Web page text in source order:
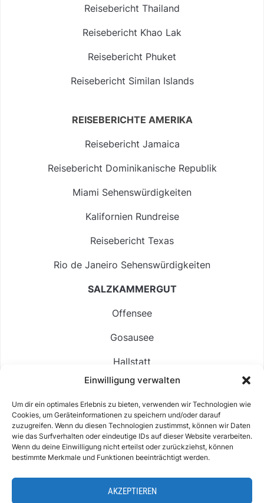
Einwilligung verwalten
Um dir ein optimales Erlebnis zu bieten, verwenden wir Technologien wie
Cookies, um Geräteinformationen zu speichern und/oder darauf
zuzugreifen. Wenn du diesen Technologien zustimmst, können wir Daten
wie das Surfverhalten oder eindeutige IDs auf dieser Website verarbeiten.
Wenn du deine Einwilligung nicht erteilst oder zurückziehst, können
bestimmte Merkmale und Funktionen beeinträchtigt werden.
AKZEPTIEREN
Reisebericht Thailand
Reisebericht Khao Lak
Reisebericht Phuket
Reisebericht Similan Islands
REISEBERICHTE AMERIKA
Reisebericht Jamaica
Reisebericht Dominikanische Republik
Miami Sehenswürdigkeiten
Kalifornien Rundreise
Reisebericht Texas
Rio de Janeiro Sehenswürdigkeiten
SALZKAMMERGUT
Offensee
Gosausee
Hallstatt
Langbathsee
Altausseer See
Hintersee
IMPRESSUM & KONTAKT